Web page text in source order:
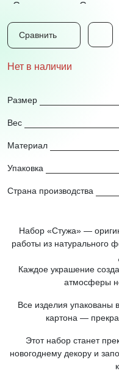
Сравнить
Нет в наличии
Размер
Вес
Материал
Упаковка
Страна производства
Набор «Стужа» —
работы из натурального
Каждое украшение
атмосферы
Все изделия упакованы
картона —
Этот набор станет
новогоднему декору и